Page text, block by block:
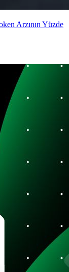
Arzının Yüzde